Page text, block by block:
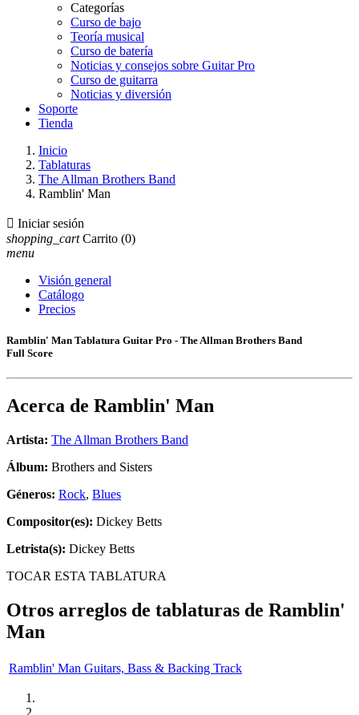
Categorías
Curso de bajo
Teoría musical
Curso de batería
Noticias y consejos sobre Guitar Pro
Curso de guitarra
Noticias y diversión
Soporte
Tienda
Inicio
Tablaturas
The Allman Brothers Band
Ramblin' Man
 Iniciar sesión
shopping_cart Carrito (0)
menu
Visión general
Catálogo
Precios
Ramblin' Man Tablatura Guitar Pro - The Allman Brothers Band
Full Score
Acerca de Ramblin' Man
Artista: The Allman Brothers Band
Álbum: Brothers and Sisters
Géneros: Rock, Blues
Compositor(es): Dickey Betts
Letrista(s): Dickey Betts
TOCAR ESTA TABLATURA
Otros arreglos de tablaturas de Ramblin'
Man
Ramblin' Man Guitars, Bass & Backing Track